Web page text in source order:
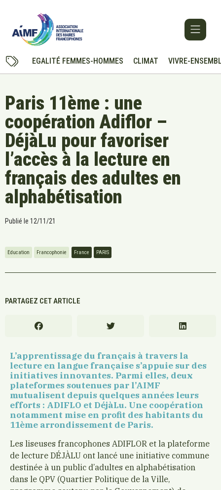
EGALITÉ FEMMES-HOMMES CLIMAT VIVRE-
Paris 11ème : une
coopération Adiflor –
DéjàLu pour favoriser
l’accès à la lecture en
français des adultes en
alphabétisation
Publié le 12/11/21
Education Francophonie France PARIS
PARTAGEZ CET ARTICLE
L’apprentissage du français à travers la
lecture en langue française s’appuie sur des
initiatives innovantes. Parmi elles, deux
plateformes soutenues par l’AIMF
mutualisent depuis quelques années leurs
efforts : ADIFLO et DéjàLu. Une coopération
notamment mise en profit des habitants du
11ème arrondissement de Paris.
Les liseuses francophones ADIFLOR et la plateforme
de lecture DÉJÀLU ont lancé une initiative commune
destinée à un public d’adultes en alphabétisation
dans le QPV (Quartier Politique de la Ville,